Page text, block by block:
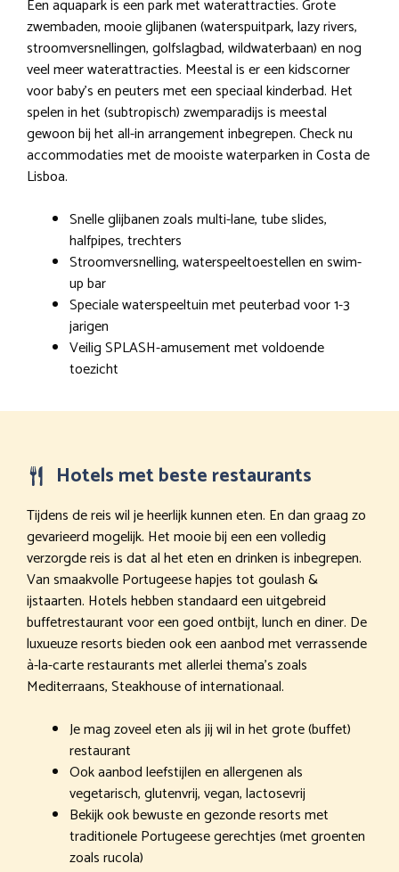
Een aquapark is een park met waterattracties. Grote
zwembaden, mooie glijbanen (waterspuitpark, lazy rivers,
stroomversnellingen, golfslagbad, wildwaterbaan) en nog
veel meer waterattracties. Meestal is er een kidscorner
voor baby’s en peuters met een speciaal kinderbad. Het
spelen in het (subtropisch) zwemparadijs is meestal
gewoon bij het all-in arrangement inbegrepen. Check nu
accommodaties met de mooiste waterparken in Costa de
Lisboa.
Snelle glijbanen zoals multi-lane, tube slides,
halfpipes, trechters
Stroomversnelling, waterspeeltoestellen en swim-
up bar
Speciale waterspeeltuin met peuterbad voor 1-3
jarigen
Veilig SPLASH-amusement met voldoende
toezicht
Hotels met beste restaurants
Tijdens de reis wil je heerlijk kunnen eten. En dan graag zo
gevarieerd mogelijk. Het mooie bij een een volledig
verzorgde reis is dat al het eten en drinken is inbegrepen.
Van smaakvolle Portugeese hapjes tot goulash &
ijstaarten. Hotels hebben standaard een uitgebreid
buffetrestaurant voor een goed ontbijt, lunch en diner. De
luxueuze resorts bieden ook een aanbod met verrassende
à-la-carte restaurants met allerlei thema’s zoals
Mediterraans, Steakhouse of internationaal.
Je mag zoveel eten als jij wil in het grote (buffet)
restaurant
Ook aanbod leefstijlen en allergenen als
vegetarisch, glutenvrij, vegan, lactosevrij
Bekijk ook bewuste en gezonde resorts met
traditionele Portugeese gerechtjes (met groenten
zoals rucola)